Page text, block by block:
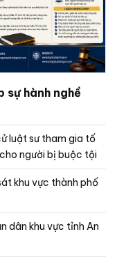
sự hành nghề
luật sư tham gia tố
người bị buộc tội
khu vực thành phố
vực tỉnh An